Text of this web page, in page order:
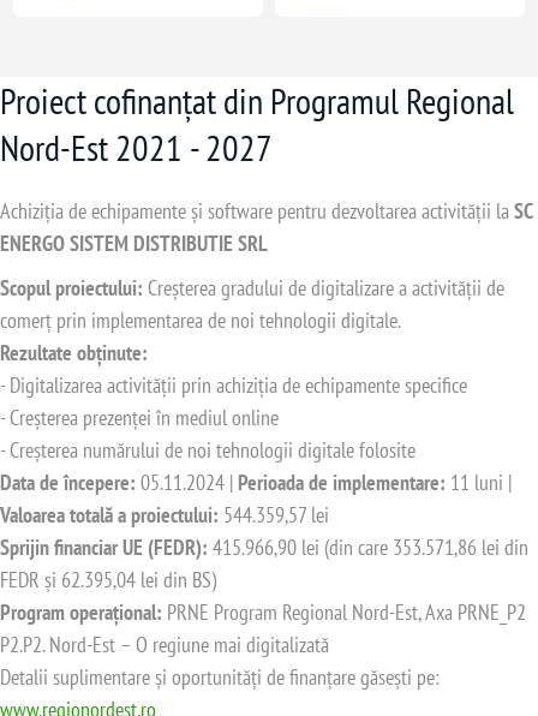
Proiect cofinanțat din Programul Regional
Nord-Est 2021 - 2027
Achiziția de echipamente și software pentru dezvoltarea activității laSC
ENERGO SISTEM DISTRIBUTIE SRL
Scopul proiectului: Creșterea gradului de digitalizare a activității de
comerț prin implementarea de noi tehnologii digitale.
Rezultate obținute:
- Digitalizarea activității prin achiziția de echipamente specifice
- Creșterea prezenței în mediul online
- Creșterea numărului de noi tehnologii digitale folosite
Data de începere: 05.11.2024 | Perioada de implementare: 11 luni |
Valoarea totală a proiectului: 544.359,57 lei
Sprijin financiar UE (FEDR): 415.966,90 lei (din care 353.571,86 lei din
FEDR și 62.395,04 lei din BS)
Program operațional: PRNE Program Regional Nord-Est, Axa PRNE_P2
P2.P2. Nord-Est – O regiune mai digitalizată
Detalii suplimentare și oportunități de finanțare găsești pe:
www.regionordest.ro